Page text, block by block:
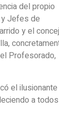
del propio
y Jefes de
y el
Profesorado,
el ilusionante
a todos